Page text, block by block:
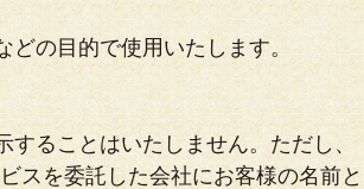
どの目的で使用いたします。
することはいたしません。ただし、
スを委託した会社にお客様の名前と